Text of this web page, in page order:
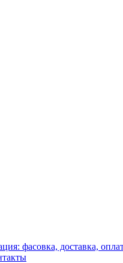
фасовка, доставка,